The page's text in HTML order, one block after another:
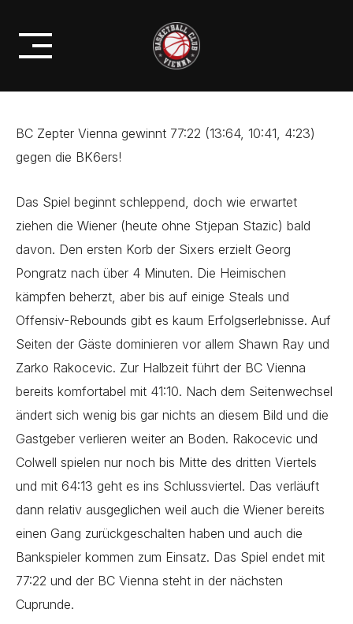
content
BC ZEPTER VIENNA GEWINNT 1.
CUP-SPIEL
BC Zepter Vienna gewinnt 77:22 (13:64, 10:41, 4:23)
gegen die BK6ers!
Das Spiel beginnt schleppend, doch wie erwartet
ziehen die Wiener (heute ohne Stjepan Stazic) bald
davon. Den ersten Korb der Sixers erzielt Georg
Pongratz nach über 4 Minuten. Die Heimischen
kämpfen beherzt, aber bis auf einige Steals und
Offensiv-Rebounds gibt es kaum Erfolgserlebnisse. Auf
Seiten der Gäste dominieren vor allem Shawn Ray und
Zarko Rakocevic. Zur Halbzeit führt der BC Vienna
bereits komfortabel mit 41:10. Nach dem Seitenwechsel
ändert sich wenig bis gar nichts an diesem Bild und die
Gastgeber verlieren weiter an Boden. Rakocevic und
Colwell spielen nur noch bis Mitte des dritten Viertels
und mit 64:13 geht es ins Schlussviertel. Das verläuft
dann relativ ausgeglichen weil auch die Wiener bereits
einen Gang zurückgeschalten haben und auch die
Bankspieler kommen zum Einsatz. Das Spiel endet mit
77:22 und der BC Vienna steht in der nächsten
Cuprunde.